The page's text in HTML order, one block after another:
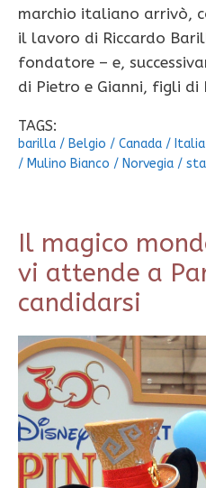
marchio italiano arrivò,
il lavoro di Riccardo
fondatore – e,
di Pietro e Gianni, figli di
TAGS:
barilla / Belgio / Canada / Italia
/ Mulino Bianco / Norvegia /
Il magico
vi attende a
candidarsi